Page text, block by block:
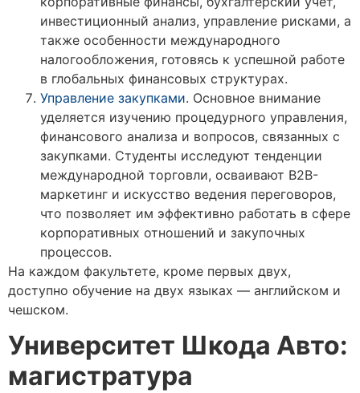
инвестиционный анализ, управление рисками, а
также особенности международного
налогообложения, готовясь к успешной работе
в глобальных финансовых структурах.
Управление закупками. Основное внимание
уделяется изучению процедурного управления,
финансового анализа и вопросов, связанных с
закупками. Студенты исследуют тенденции
международной торговли, осваивают B2B-
маркетинг и искусство ведения переговоров,
что позволяет им эффективно работать в сфере
корпоративных отношений и закупочных
процессов.
На каждом факультете, кроме первых двух,
доступно обучение на двух языках — английском и
чешском.
Университет Шкода Авто:
магистратура